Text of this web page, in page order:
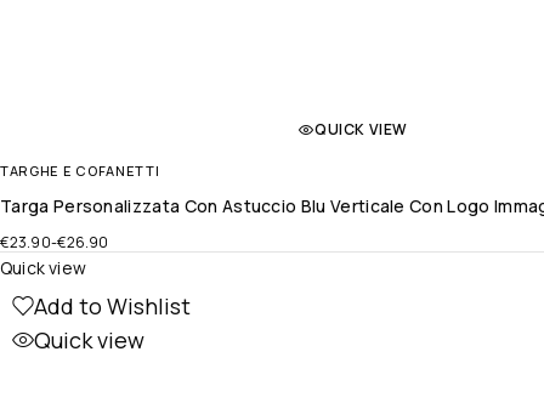
QUICK VIEW
TARGHE E COFANETTI
Targa Personalizzata Con Astuccio Blu Verticale Con Logo
€23.90-€26.90
Add to Wishlist
Quick view
Quick view